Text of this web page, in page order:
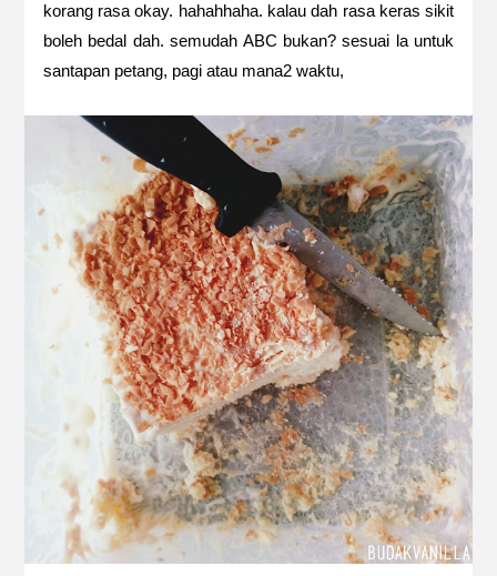
korang rasa okay. hahahhaha. kalau dah rasa keras sikit
boleh bedal dah. semudah ABC bukan? sesuai la untuk
santapan petang, pagi atau mana2 waktu,